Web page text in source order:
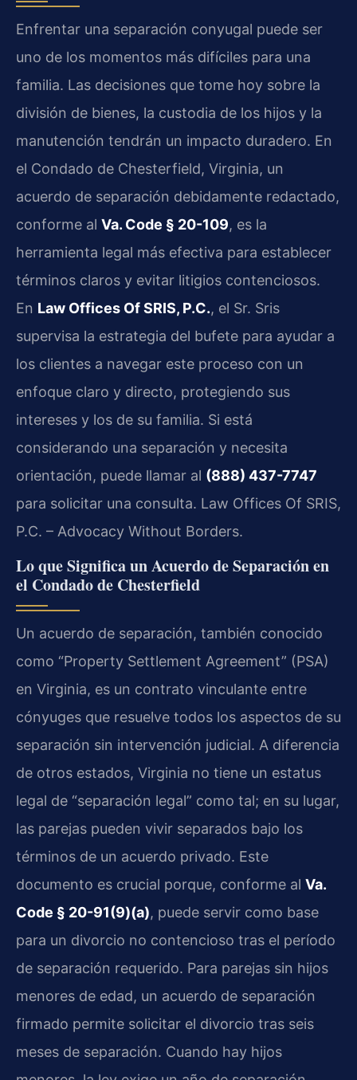
Enfrentar una separación conyugal puede ser
uno de los momentos más difíciles para una
familia. Las decisiones que tome hoy sobre la
división de bienes, la custodia de los hijos y la
manutención tendrán un impacto duradero. En
el Condado de Chesterfield, Virginia, un
acuerdo de separación debidamente redactado,
conforme al Va. Code § 20-109, es la
herramienta legal más efectiva para establecer
términos claros y evitar litigios contenciosos.
En Law Offices Of SRIS, P.C., el Sr. Sris
supervisa la estrategia del bufete para ayudar a
los clientes a navegar este proceso con un
enfoque claro y directo, protegiendo sus
intereses y los de su familia. Si está
considerando una separación y necesita
orientación, puede llamar al (888) 437-7747
para solicitar una consulta. Law Offices Of SRIS,
P.C. – Advocacy Without Borders.
Lo que Significa un Acuerdo de Separación en
el Condado de Chesterfield
Un acuerdo de separación, también conocido
como “Property Settlement Agreement” (PSA)
en Virginia, es un contrato vinculante entre
cónyuges que resuelve todos los aspectos de su
separación sin intervención judicial. A diferencia
de otros estados, Virginia no tiene un estatus
legal de “separación legal” como tal; en su lugar,
las parejas pueden vivir separados bajo los
términos de un acuerdo privado. Este
documento es crucial porque, conforme al Va.
Code § 20-91(9)(a), puede servir como base
para un divorcio no contencioso tras el período
de separación requerido. Para parejas sin hijos
menores de edad, un acuerdo de separación
firmado permite solicitar el divorcio tras seis
meses de separación. Cuando hay hijos